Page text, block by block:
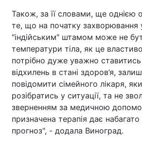
Також, за її словами, ще однією
те, що на початку захворювання
"індійським" штамом може не
температури тіла, як це
потрібно дуже уважно
відхилень в стані здоров’я,
повідомити сімейного лікаря,
розібратись у ситуації, та не
зверненням за медичною
призначена терапія дає
прогноз", - додала Виноград.